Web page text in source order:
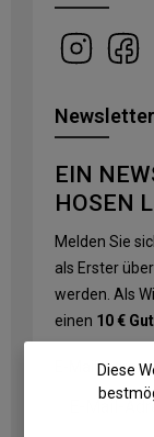
Newsletter
EIN
HOSEN
Melden Sie
als Erster
werden. Als
einen 10 €
E-Mail-Diese